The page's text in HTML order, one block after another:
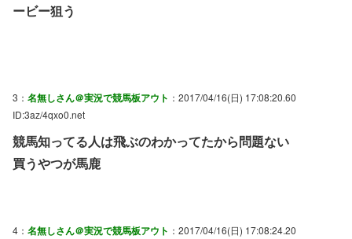
ービー狙う
3： 名無しさん＠実況で競馬板アウト ：2017/04/16(日) 17:08:20.60
ID:3az/4qxo0.net
競馬知ってる人は飛ぶのわかってたから問題ない
買うやつが馬鹿
4： 名無しさん＠実況で競馬板アウト ：2017/04/16(日) 17:08:24.20